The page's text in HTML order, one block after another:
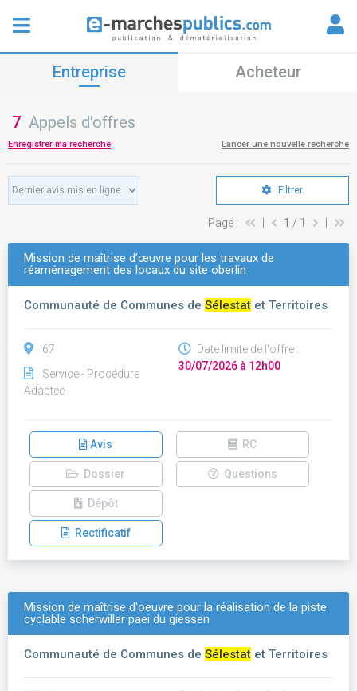
Entreprise Acheteur
7 Appels d'offres
Enregistrer ma recherche Lancer une nouvelle recherche
Filtrer
Page : 1 / 1
Mission de maîtrise d’œuvre pour les travaux de
réaménagement des locaux du site oberlin
Communauté de Communes de Sélestat et Territoires
67
Service - Procédure
Adaptée
Date limite de l'offre :
30/07/2026 à 12h00
Avis RC
Dossier Questions
Dépôt
Rectificatif
Mission de maîtrise d'oeuvre pour la réalisation de la piste
cyclable scherwiller paei du giessen
Communauté de Communes de Sélestat et Territoires